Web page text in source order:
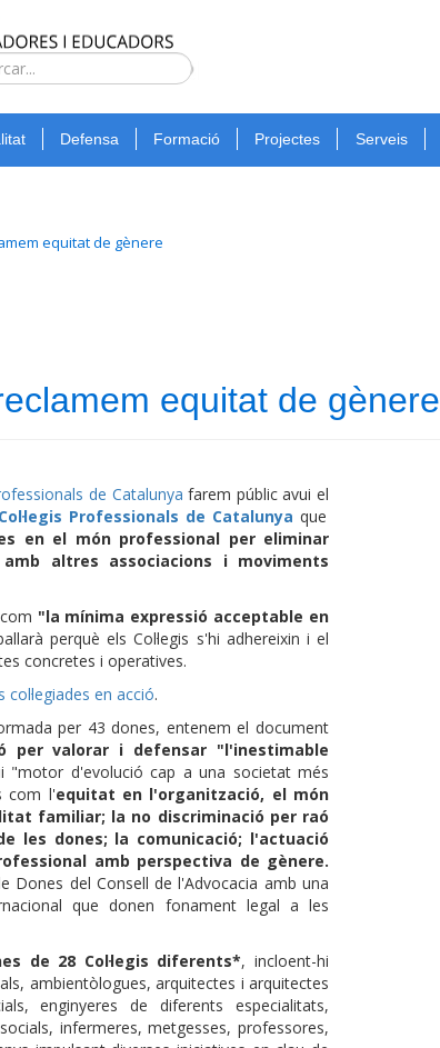
Type 2 or
for
results.
Cerca
Defensa Formació Projectes Serveis
equitat de gènere
equitat de gènere
de Catalunya farem públic avui el
Professionals de Catalunya que
en el món professional per eliminar
altres associacions i moviments
"la mínima expressió acceptable en
perquè els Col·legis s'hi adhereixin i el
concretes i operatives.
col·legiades en acció.
per 43 dones, entenem el document
valorar i defensar "l'inestimable
"motor d'evolució cap a una societat més
com l'equitat en l'organització, el món
familiar; la no discriminació per raó
les dones; la comunicació; l'actuació
amb perspectiva de gènere.
Dones del Consell de l'Advocacia amb una
que donen fonament legal a les
de 28 Col·legis diferents*, incloent-hi
ambientòlogues, arquitectes i arquitectes
enginyeres de diferents especialitats,
infermeres, metgesses, professores,